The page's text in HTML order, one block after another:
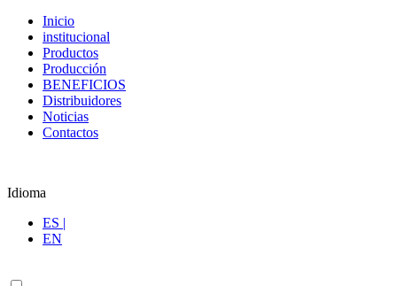
Inicio
institucional
Productos
Producción
BENEFICIOS
Distribuidores
Noticias
Contactos
Idioma
ES |
EN